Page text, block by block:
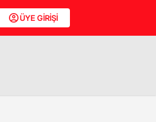
ÜYE GİRİŞİ